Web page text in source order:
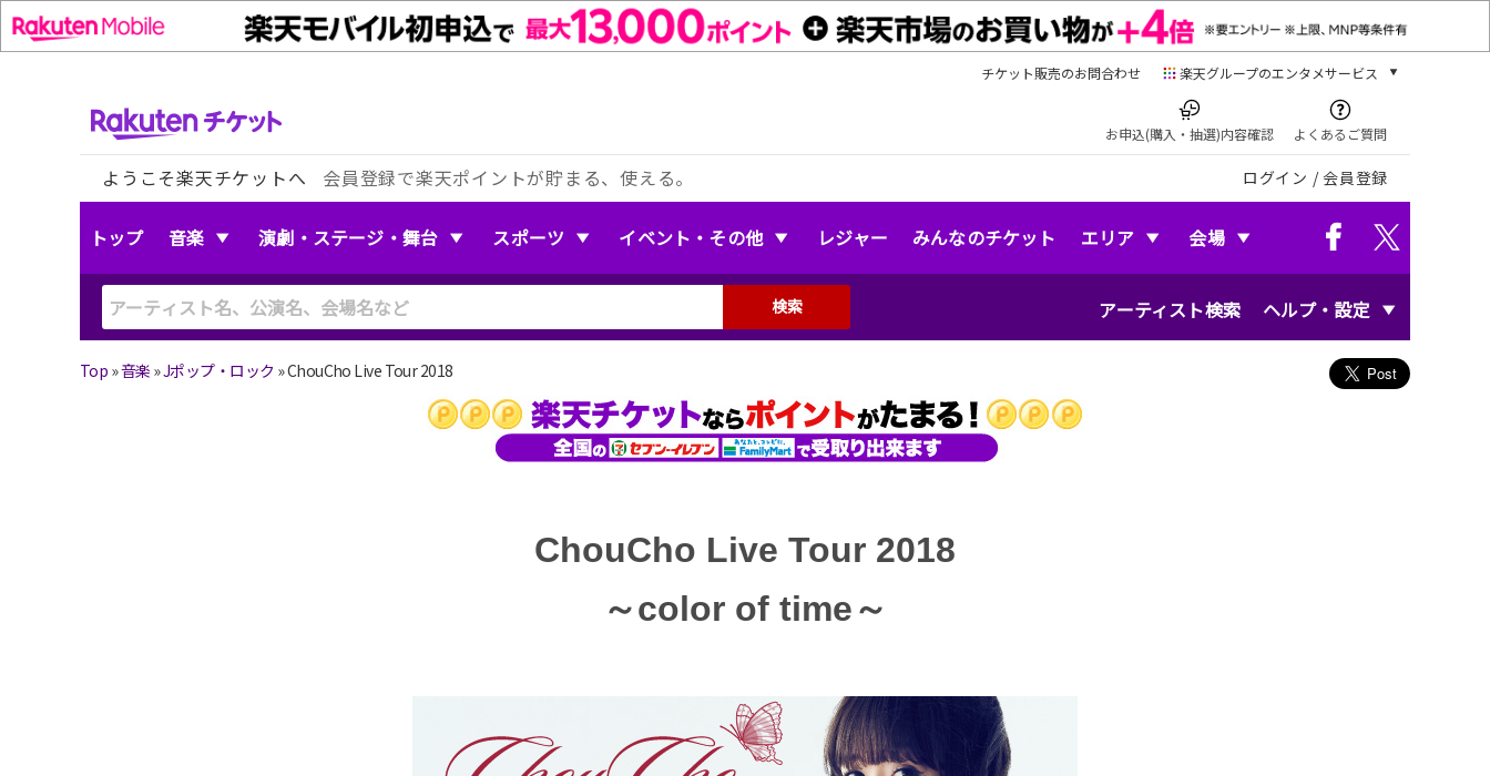
チケット販売のお問合わせ 楽天グループのエンタメサービス
本/ゲーム/CD/DVD
楽天ブックス
電子書籍
楽天Kobo
音楽配信
お申込(購入・抽選)内容確認 よくあるご質問
ようこそ楽天チケットへ 会員登録で楽天ポイントが貯まる、使える。 ログイン / 会員登録
トップ 音楽 演劇・ステージ・舞台 スポーツ イベント・その他 レジャー みんなのチケット エリア 会場
アーティスト検索 ヘルプ・設定
検索
Top »音楽 »Jポップ・ロック »ChouCho Live Tour 2018
ChouCho Live Tour 2018
～color of time～